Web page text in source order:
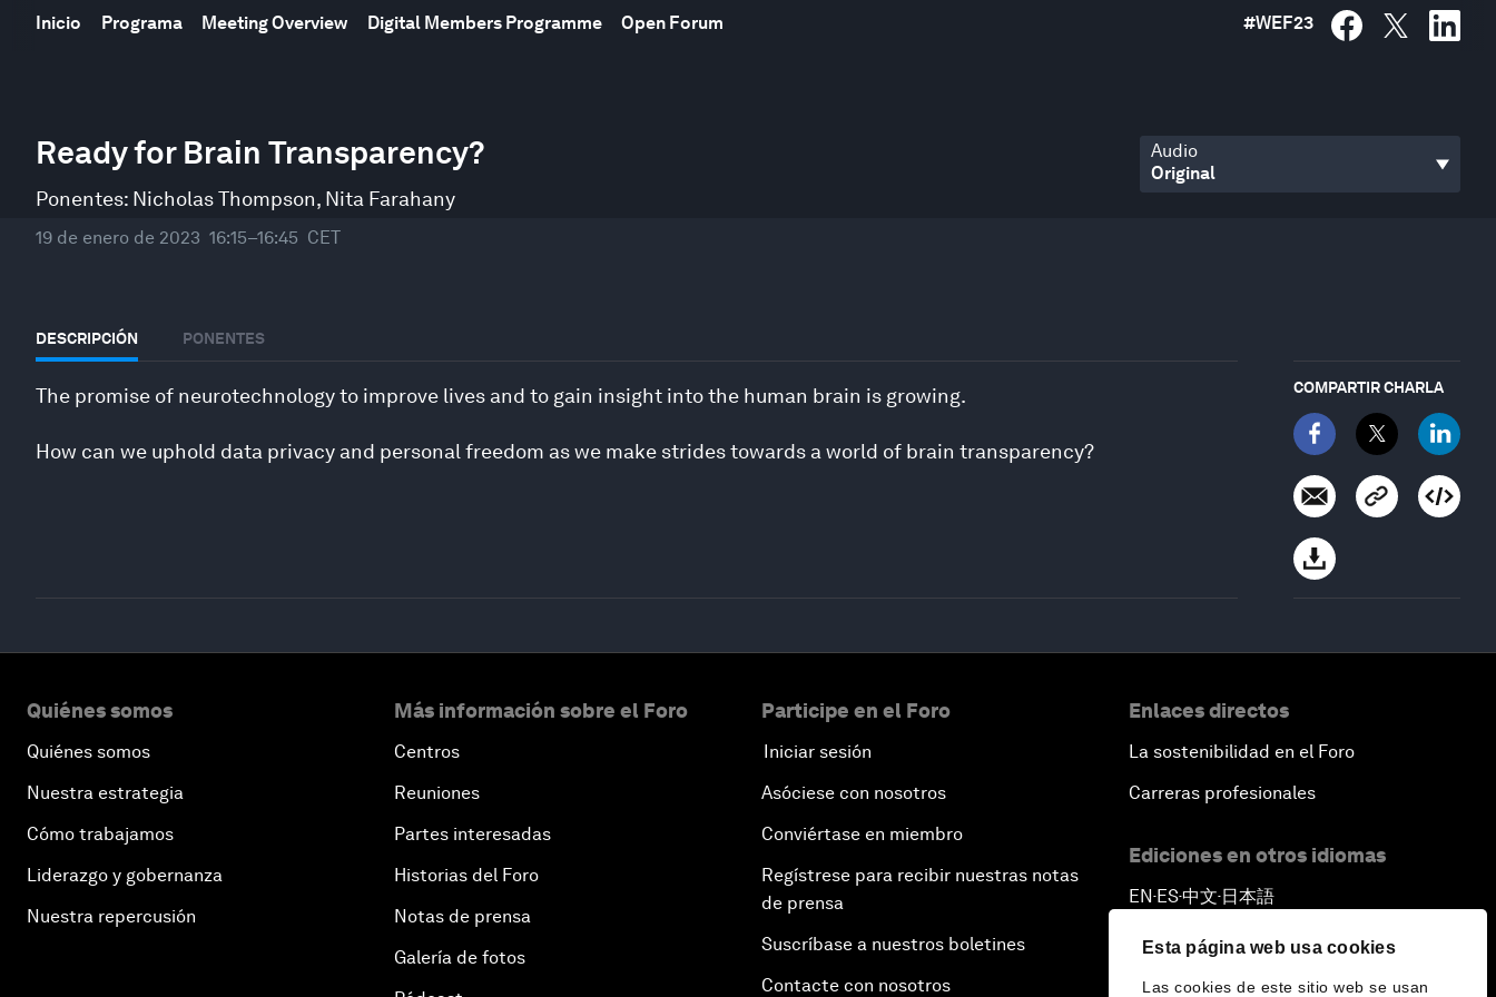
Esta página web usa cookies
Las cookies de este sitio web se usan
Inicio Programa Meeting Overview Digital Members Programme Open Forum #WEF23
Ready for Brain Transparency?
Ponentes: Nicholas Thompson, Nita Farahany
19 de enero de 2023 16:15–16:45 CET
Audio
DESCRIPCIÓN PONENTES
The promise of neurotechnology to improve lives and to gain insight into the human brain is growing.
How can we uphold data privacy and personal freedom as we make strides towards a world of brain transparency?
COMPARTIR CHARLA
seconds
of
minutes,
secondsVolume
90%
Quiénes somos
Quiénes somos
Nuestra estrategia
Cómo trabajamos
Liderazgo y gobernanza
Nuestra repercusión
Más información sobre el Foro
Centros
Reuniones
Partes interesadas
Historias del Foro
Notas de prensa
Galería de fotos
Participe en el Foro
Iniciar sesión
Asóciese con nosotros
Conviértase en miembro
Regístrese para recibir nuestras notas
de prensa
Suscríbase a nuestros boletines
Contacte con nosotros
Enlaces directos
La sostenibilidad en el Foro
Carreras profesionales
Ediciones en otros idiomas
EN ▪ES▪中文▪ 日本語